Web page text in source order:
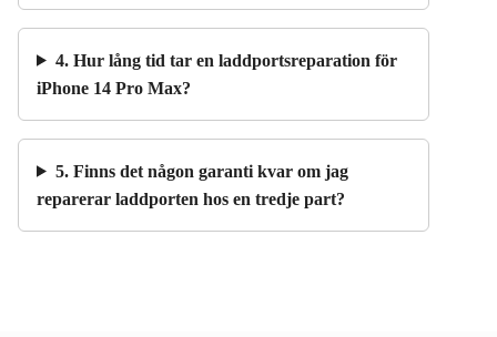
4. Hur lång tid tar en laddportsreparation för
iPhone 14 Pro Max?
5. Finns det någon garanti kvar om jag
reparerar laddporten hos en tredje part?